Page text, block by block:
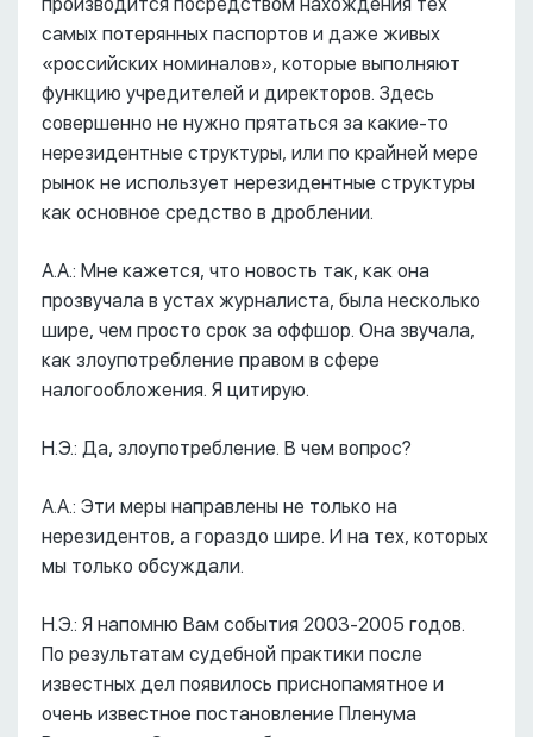
самых потерянных паспортов и даже живых
«российских номиналов», которые выполняют
функцию учредителей и директоров. Здесь
совершенно не нужно прятаться за какие-то
нерезидентные структуры, или по крайней мере
рынок не использует нерезидентные структуры
как основное средство в дроблении.
А.А.: Мне кажется, что новость так, как она
прозвучала в устах журналиста, была несколько
шире, чем просто срок за оффшор. Она звучала,
как злоупотребление правом в сфере
налогообложения. Я цитирую.
Н.Э.: Да, злоупотребление. В чем вопрос?
А.А.: Эти меры направлены не только на
нерезидентов, а гораздо шире. И на тех, которых
мы только обсуждали.
Н.Э.: Я напомню Вам события 2003-2005 годов.
По результатам судебной практики после
известных дел появилось приснопамятное и
очень известное постановление Пленума